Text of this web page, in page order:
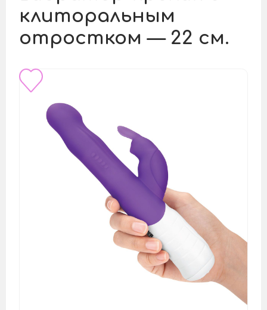
клиторальным
отростком — 22 см.